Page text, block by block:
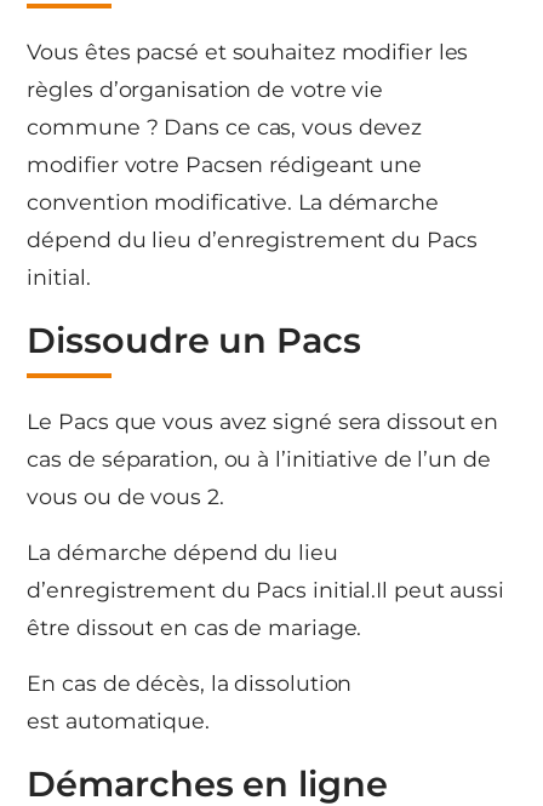
Vous êtes pacsé et souhaitez modifier les
règles d’organisation de votre vie
commune ? Dans ce cas, vous devez
modifier votre Pacsen rédigeant une
convention modificative. La démarche
dépend du lieu d’enregistrement du Pacs
initial.
Dissoudre un Pacs
Le Pacs que vous avez signé sera dissout en
cas de séparation, ou à l’initiative de l’un de
vous ou de vous 2.
La démarche dépend du lieu
d’enregistrement du Pacs initial.Il peut aussi
être dissout en cas de mariage.
En cas de décès, la dissolution
est automatique.
Démarches en ligne